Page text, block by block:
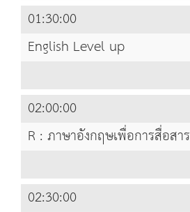
01:30:00
English Level up
02:00:00
R : ภาษาอังกฤษเพื่อการสื่อสาร
02:30:00